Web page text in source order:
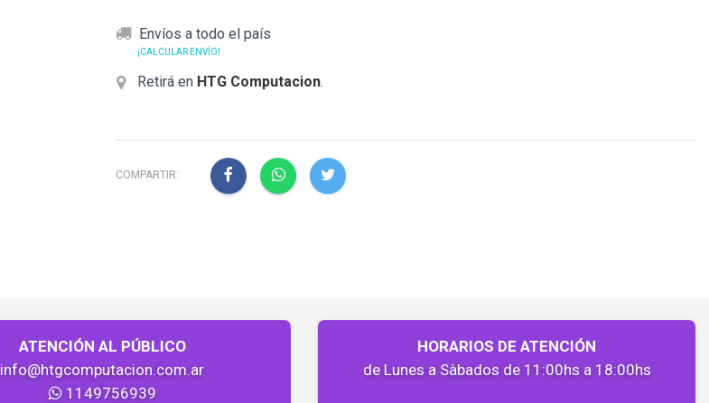
Envíos a todo el país
¡CALCULAR ENVÍO!
Retirá en HTG Computacion.
COMPARTIR:
ATENCIÓN AL PÚBLICO
info@htgcomputacion.com.ar
1149756939
HORARIOS DE ATENCIÓN
de Lunes a Sàbados de 11:00hs a 18:00hs